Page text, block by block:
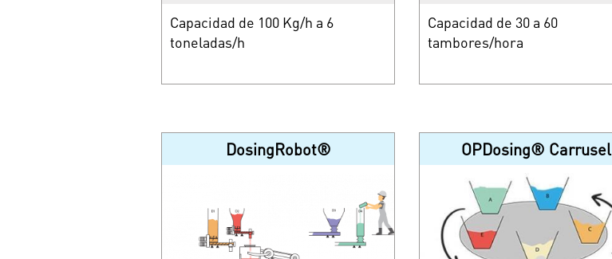
Capacidad de 100 Kg/h a 6
toneladas/h
Capacidad de 30 a 60
tambores/hora
DosingRobot® OPDosing® Carrusel